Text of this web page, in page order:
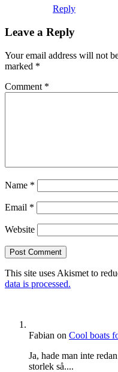
Reply
Leave a Reply
Your email address will not
marked *
Comment *
Name *
Email *
Website
This site uses Akismet to
data is processed.
Fabian on Cool boats
Ja, hade man inte
storlek så....